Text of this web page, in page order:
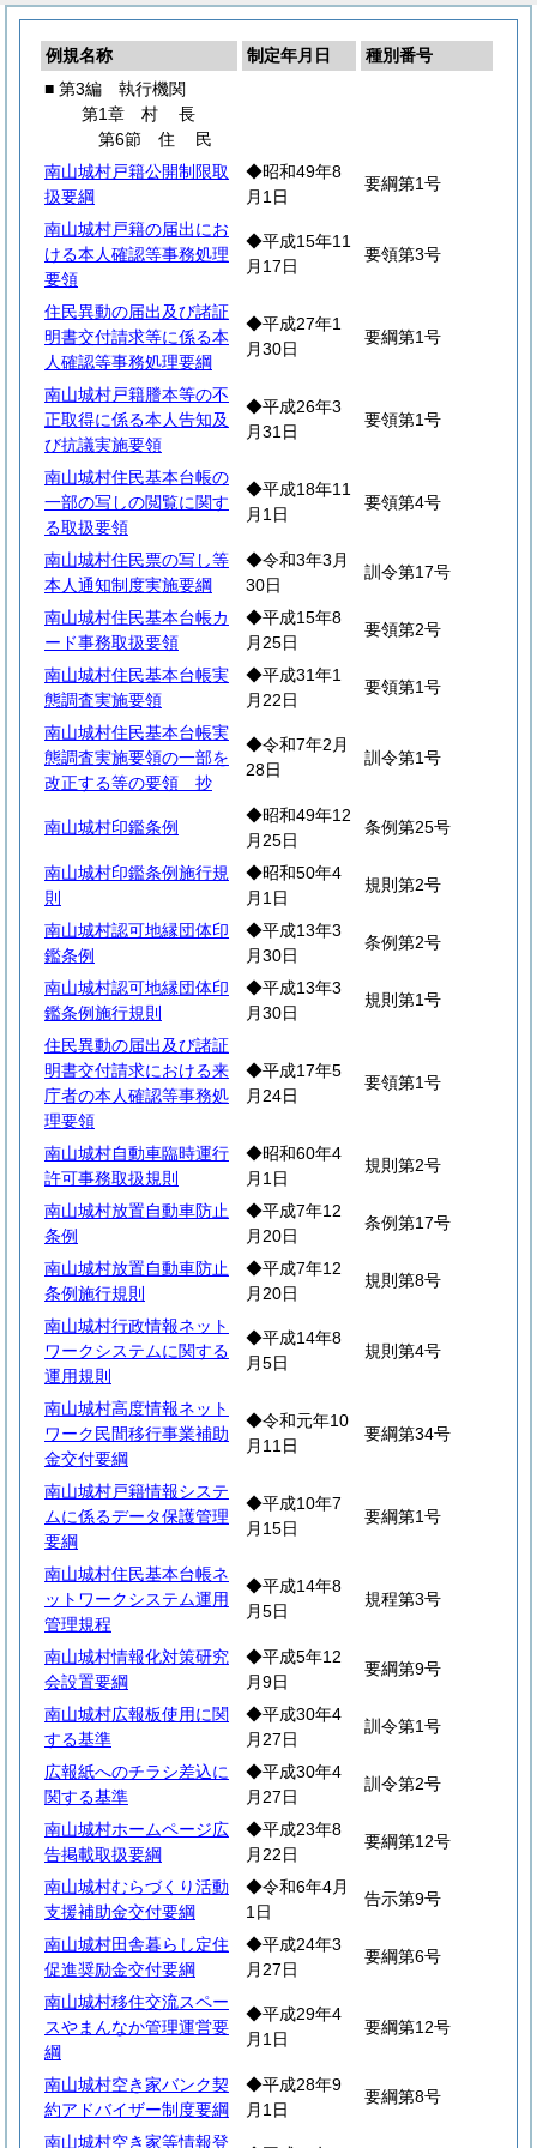
例規名称 制定年月日
種別番号
■ 第3編 執行機関
第1章 村長
第6節 住
民
南山城村戸籍公開制限取
扱要綱
◆昭和49年8
月1日
要綱第1号
南山城村戸籍の届出にお
ける本人確認等事務処理
要領
◆平成15年11
月17日
要領第3号
住民異動の届出及び諸証
明書交付請求等に係る本
人確認等事務処理要綱
◆平成27年1
月30日
要綱第1号
南山城村戸籍謄本等の不
正取得に係る本人告知及
び抗議実施要領
◆平成26年3
月31日
要領第1号
南山城村住民基本台帳の
一部の写しの閲覧に関す
る取扱要領
◆平成18年11
月1日
要領第4号
南山城村住民票の写し等
本人通知制度実施要綱
◆令和3年3月
30日
訓令第17号
南山城村住民基本台帳カ
ード事務取扱要領
◆平成15年8
月25日
要領第2号
南山城村住民基本台帳実
態調査実施要領
◆平成31年1
月22日
要領第1号
南山城村住民基本台帳実
態調査実施要領の一部を
改正する等の要領 抄
◆令和7年2月
28日
訓令第1号
南山城村印鑑条例
◆昭和49年12
月25日
条例第25号
南山城村印鑑条例施行規
則
◆昭和50年4
月1日
規則第2号
南山城村認可地縁団体印
鑑条例
◆平成13年3
月30日
条例第2号
南山城村認可地縁団体印
鑑条例施行規則
◆平成13年3
月30日
規則第1号
住民異動の届出及び諸証
明書交付請求における来
庁者の本人確認等事務処
理要領
◆平成17年5
月24日
要領第1号
南山城村自動車臨時運行
許可事務取扱規則
◆昭和60年4
月1日
規則第2号
南山城村放置自動車防止
条例
◆平成7年12
月20日
条例第17号
南山城村放置自動車防止
条例施行規則
◆平成7年12
月20日
規則第8号
南山城村行政情報ネット
ワークシステムに関する
運用規則
◆平成14年8
月5日
規則第4号
南山城村高度情報ネット
ワーク民間移行事業補助
金交付要綱
◆令和元年10
月11日
要綱第34号
南山城村戸籍情報システ
ムに係るデータ保護管理
要綱
◆平成10年7
月15日
要綱第1号
南山城村住民基本台帳ネ
ットワークシステム運用
管理規程
◆平成14年8
月5日
規程第3号
南山城村情報化対策研究
会設置要綱
◆平成5年12
月9日
要綱第9号
南山城村広報板使用に関
する基準
◆平成30年4
月27日
訓令第1号
広報紙へのチラシ差込に
関する基準
◆平成30年4
月27日
訓令第2号
南山城村ホームページ広
告掲載取扱要綱
◆平成23年8
月22日
要綱第12号
南山城村むらづくり活動
支援補助金交付要綱
◆令和6年4月
1日
告示第9号
南山城村田舎暮らし定住
促進奨励金交付要綱
◆平成24年3
月27日
要綱第6号
南山城村移住交流スペー
スやまんなか管理運営要
綱
◆平成29年4
月1日
要綱第12号
南山城村空き家バンク契
約アドバイザー制度要綱
◆平成28年9
月1日
要綱第8号
南山城村空き家等情報登